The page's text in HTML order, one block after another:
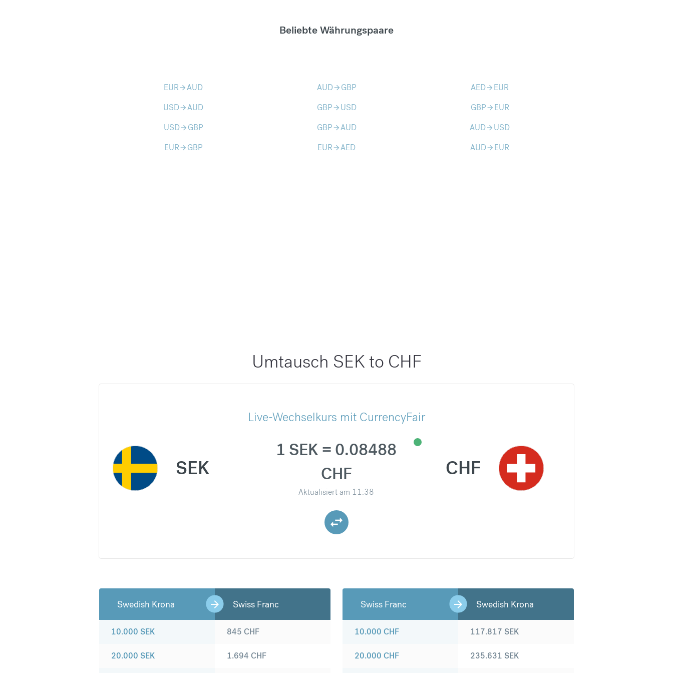
Beliebte Währungspaare
EURarrow_forwardAUD AUDarrow_forward GBP AEDarrow_forward EUR
USDarrow_forwardAUD GBParrow_forward USD GBParrow_forward EUR
USDarrow_forward GBP GBParrow_forwardAUD AUDarrow_forward USD
EURarrow_forward GBP EURarrow_forwardAED AUDarrow_forward EUR
Umtausch SEK to CHF
Live-Wechselkurs mit CurrencyFair
SEK
1 SEK = 0.08488
CHF
Aktualisiert am 11:38
CHF
Swedish Krona Swiss Franc
10.000 SEK
20.000 SEK
845 CHF
1.694 CHF
Swiss Franc Swedish Krona
10.000 CHF
20.000 CHF
117.817 SEK
235.631 SEK